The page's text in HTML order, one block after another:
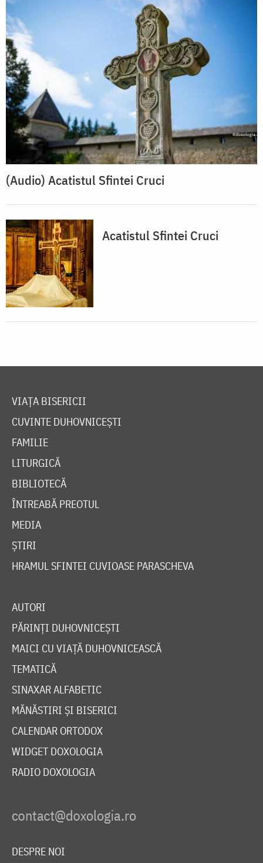
(Audio) Acatistul Sfintei Cruci
Acatistul Sfintei Cruci
VIAȚA BISERICII
CUVINTE DUHOVNICEȘTI
FAMILIE
LITURGICĂ
BIBLIOTECĂ
ÎNTREABĂ PREOTUL
MEDIA
ȘTIRI
HRAMUL SFINTEI CUVIOASE PARASCHEVA
AUTORI
PĂRINȚI DUHOVNICEȘTI
MAICI CU VIAȚĂ DUHOVNICEASCĂ
TEMATICĂ
SINAXAR ALFABETIC
MĂNĂSTIRI ȘI BISERICI
CALENDAR ORTODOX
WIDGET DOXOLOGIA
RADIO DOXOLOGIA
DESPRE NOI